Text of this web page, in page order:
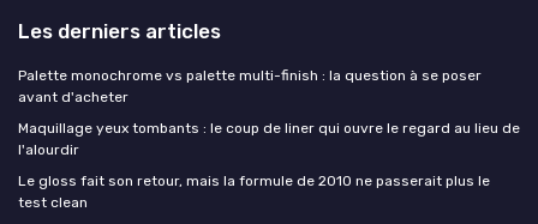
Les derniers articles
Palette monochrome vs palette multi-finish : la question à se poser
avant d'acheter
Maquillage yeux tombants : le coup de liner qui ouvre le regard au lieu de
l'alourdir
Le gloss fait son retour, mais la formule de 2010 ne passerait plus le
test clean